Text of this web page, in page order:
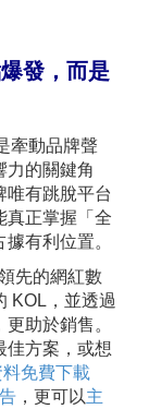
發，而是
牽動品牌聲
力的關鍵角
唯有跳脫平台
真正掌握「全
有利位置。
先的網紅數
KOL，並透過
助於銷售。
佳方案，或想
免費下載
，更可以主